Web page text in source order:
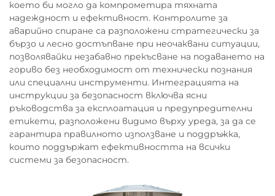
което би могло да компрометира тяхната
надеждност и ефективност. Контролите за
аварийно спиране са разположени стратегически за
бързо и лесно достъпване при неочаквани ситуации,
позволявайки незабавно прекъсване на подаването на
гориво без необходимост от технически познания
или специални инструменти. Интеграцията на
инструкции за безопасност включва ясни
ръководства за експлоатация и предупредителни
етикети, разположени видимо върху уреда, за да се
гарантира правилното използване и поддръжка,
които поддържат ефективността на всички
системи за безопасност.